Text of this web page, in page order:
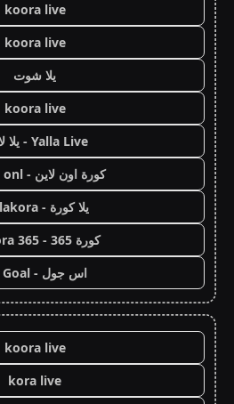
koora live
koora live
يلا شوت
koora live
Yalla Live - يلا لايف
كورة اون لاين - koora onl
يلا كورة - yallakora
كورة 365 - kooora 365
اس جول - AS Goal
koora live
kora live